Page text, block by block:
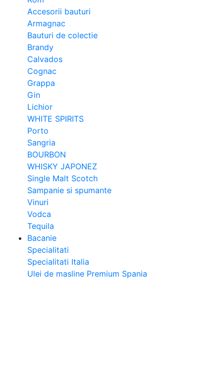
Accesorii bauturi
Armagnac
Bauturi de colectie
Brandy
Calvados
Cognac
Grappa
Gin
Lichior
WHITE SPIRITS
Porto
Sangria
BOURBON
WHISKY JAPONEZ
Single Malt Scotch
Sampanie si spumante
Vinuri
Vodca
Tequila
Bacanie
Specialitati
Specialitati Italia
Ulei de masline Premium Spania